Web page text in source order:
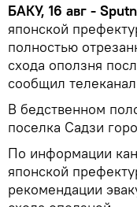
БАКУ, 16 авг -
японской
полностью
схода оползня
сообщил
В бедственном
поселка Садзи
По информации
японской
рекомендации